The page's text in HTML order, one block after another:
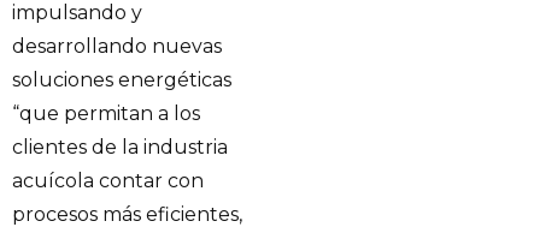
impulsando y
desarrollando nuevas
soluciones energéticas
“que permitan a los
clientes de la industria
acuícola contar con
procesos más eficientes,